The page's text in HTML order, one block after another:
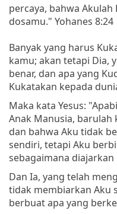
percaya, bahwa
dosamu." Yohanes 8:24
Banyak yang harus
kamu; akan tetapi Dia,
benar, dan apa yang
Kukatakan kepada
Maka kata Yesus:
Anak Manusia, barulah
dan bahwa Aku tidak
sendiri, tetapi Aku
sebagaimana diajarkan
Dan Ia, yang telah
tidak membiarkan Aku
berbuat apa yang